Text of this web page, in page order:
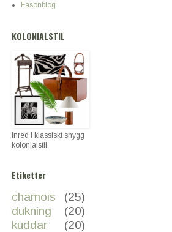
Fasonblog
KOLONIALSTIL
Inred i klassiskt snygg
kolonialstil.
Etiketter
chamois
(25)
dukning
(20)
kuddar
(20)